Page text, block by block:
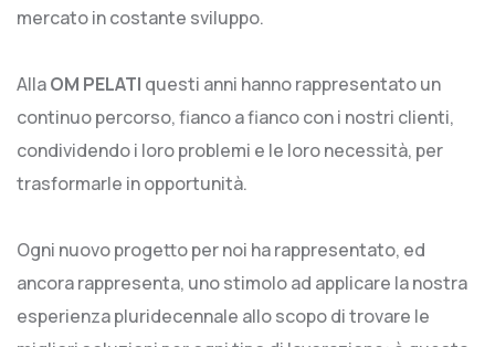
mercato in costante sviluppo.
AllaOM PELATI questi anni hanno rappresentato un
continuo percorso, fianco a fianco con i nostri clienti,
condividendo i loro problemi e le loro necessità, per
trasformarle in opportunità.
Ogni nuovo progetto per noi ha rappresentato, ed
ancora rappresenta, uno stimolo ad applicare la nostra
esperienza pluridecennale allo scopo di trovare le